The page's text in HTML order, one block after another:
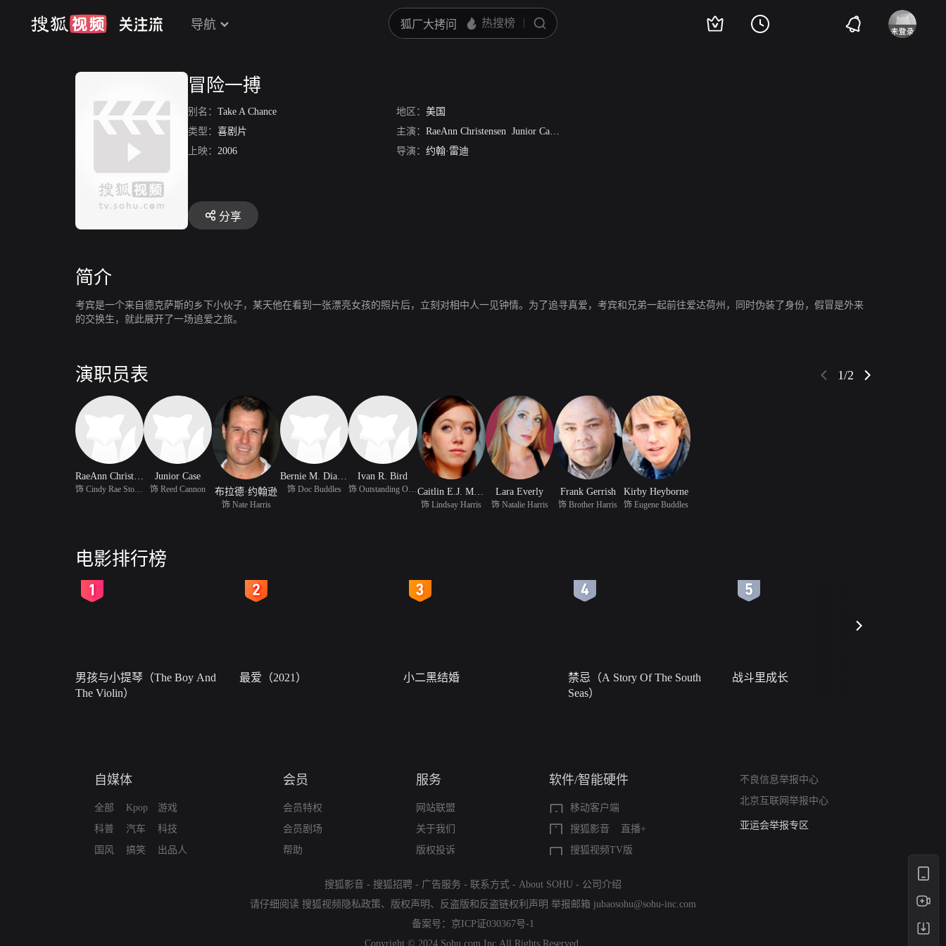
导航
冒险一搏
别名： Take A Chance 地区： 美国
类型： 喜剧片 主演： RaeAnn Christensen Junior Case
上映： 2006 导演： 约翰·雷迪
分享
简介
考宾是一个来自德克萨斯的乡下小伙子，某天他在看到一张漂亮女孩的照片后，立刻对相中人一见钟情。为了追寻真爱，考宾和兄弟一起前往爱达荷州，同时伪装了身份，假冒是外来
的交换生，就此展开了一场追爱之旅。
演职员表 1/2
RaeAnn Christensen
饰 Cindy Rae Stoddard
Junior Case
饰 Reed Cannon 布拉德·约翰逊
饰 Nate Harris
Bernie M. Diamond
饰 Doc Buddles
Ivan R. Bird
饰 Outstanding Officer Caitlin E.J. Meyer
饰 Lindsay Harris
Lara Everly
饰 Natalie Harris
Frank Gerrish
饰 Brother Harris
Kirby Heyborne
饰 Eugene Buddles
电影排行榜
男孩与小提琴（The Boy And
The Violin）
最爱（2021） 小二黑结婚
禁忌（A Story Of The South
Seas）
战斗里成长
自媒体
全部
科普
国风
Kpop
汽车
搞笑
游戏
科技
出品人
会员
会员特权
会员剧场
帮助
服务
网站联盟
关于我们
版权投诉
软件/智能硬件
移动客户端
搜狐影音
直播+
搜狐视频TV版
不良信息举报中心
北京互联网举报中心
算法推荐专项举报
亚运会举报专区
搜狐影音 - 搜狐招聘 - 广告服务 - 联系方式 - About SOHU - 公司介绍
请仔细阅读 搜狐视频隐私政策、 版权声明 、 反盗版和反盗链权利声明 举报邮箱 jubaosohu@sohu-inc.com
备案号： 京ICP证030367号-1
Copyright © 2024 Sohu.com Inc.All Rights Reserved.